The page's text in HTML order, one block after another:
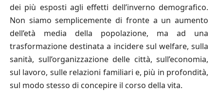
dei più esposti agli effetti dell’inverno demografico.
Non siamo semplicemente di fronte a un aumento
dell’età media della popolazione, ma ad una
trasformazione destinata a incidere sul welfare, sulla
sanità, sull’organizzazione delle città, sull’economia,
sul lavoro, sulle relazioni familiari e, più in profondità,
sul modo stesso di concepire il corso della vita.